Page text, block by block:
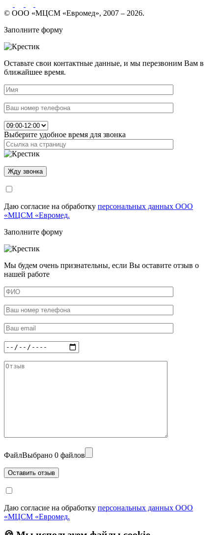
© ООО «МЦСМ «Евромед», 2007 – 2026.
Заполните форму
Оставьте свои контактные данные, и мы перезвоним Вам в
ближайшее время.
Выберите удобное время для звонка
Даю согласие на обработку персональных данных ООО
«МЦСМ «Евромед.
Заполните форму
Мы будем очень признательны, если Вы оставите отзыв о
нашей работе
ФайлВыбрано 0 файлов
Даю согласие на обработку персональных данных ООО
«МЦСМ «Евромед.